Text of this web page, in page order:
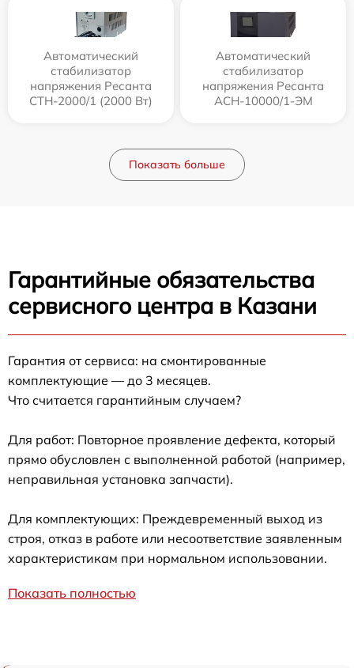
Автоматический
стабилизатор
напряжения Ресанта
СТН-2000/1 (2000 Вт)
Автоматический
стабилизатор
напряжения Ресанта
АСН-10000/1-ЭМ
Показать больше
Гарантийные обязательства
сервисного центра в Казани
Гарантия от сервиса: на смонтированные
комплектующие — до 3 месяцев.
Что считается гарантийным случаем?
Для работ: Повторное проявление дефекта, который
прямо обусловлен с выполненной работой (например,
неправильная установка запчасти).
Для комплектующих: Преждевременный выход из
строя, отказ в работе или несоответствие заявленным
характеристикам при нормальном использовании.
Показать полностью